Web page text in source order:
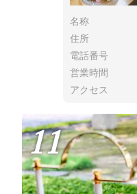
名称
住所
電話番号
営業時間
アクセス
11